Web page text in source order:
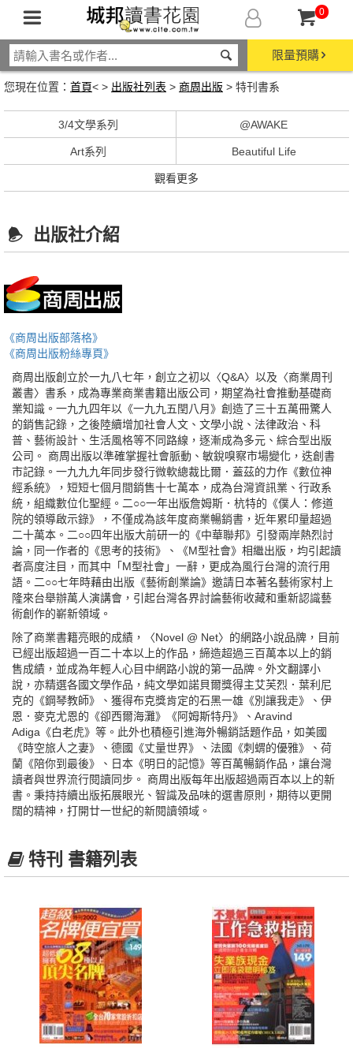
0
限量預購
您現在位置： 首頁< > 出版社列表 > 商周出版 > 特刊書系
3/4文學系列 @AWAKE
Art系列 Beautiful Life
觀看更多
出版社介紹
《商周出版部落格》
《商周出版粉絲專頁》
商周出版創立於一九八七年，創立之初以〈Q&A〉以及〈商業周刊
叢書〉書系，成為專業商業書籍出版公司，期望為社會推動基礎商
業知識。一九九四年以《一九九五閏八月》創造了三十五萬冊驚人
的銷售記錄，之後陸續增加社會人文、文學小說、法律政治、科
普、藝術設計、生活風格等不同路線，逐漸成為多元、綜合型出版
公司。 商周出版以準確掌握社會脈動、敏銳嗅察市場變化，迭創書
市記錄。一九九九年同步發行微軟總裁比爾．蓋茲的力作《數位神
經系統》，短短七個月間銷售十七萬本，成為台灣資訊業、行政系
統，組織數位化聖經。二○○一年出版詹姆斯．杭特的《僕人：修道
院的領導啟示錄》，不僅成為該年度商業暢銷書，近年累印量超過
二十萬本。二○○四年出版大前研一的《中華聯邦》引發兩岸熱烈討
論，同一作者的《思考的技術》、《M型社會》相繼出版，均引起讀
者高度注目，而其中「M型社會」一辭，更成為風行台灣的流行用
語。二○○七年時藉由出版《藝術創業論》邀請日本著名藝術家村上
隆來台舉辦萬人演講會，引起台灣各界討論藝術收藏和重新認識藝
術創作的嶄新領域。
除了商業書籍亮眼的成績，〈Novel @ Net〉的網路小說品牌，目前
已經出版超過一百二十本以上的作品，締造超過三百萬本以上的銷
售成績，並成為年輕人心目中網路小說的第一品牌。外文翻譯小
說，亦精選各國文學作品，純文學如諾貝爾獎得主艾芙烈．葉利尼
克的《鋼琴教師》、獲得布克獎肯定的石黑一雄《別讓我走》、伊
恩．麥克尤恩的《卻西爾海灘》《阿姆斯特丹》、Aravind
Adiga《白老虎》等。此外也積極引進海外暢銷話題作品，如美國
《時空旅人之妻》、德國《丈量世界》、法國《刺蝟的優雅》、荷
蘭《陪你到最後》、日本《明日的記憶》等百萬暢銷作品，讓台灣
讀者與世界流行閱讀同步。 商周出版每年出版超過兩百本以上的新
書。秉持持續出版拓展眼光、智識及品味的選書原則，期待以更開
闊的精神，打開廿一世紀的新閱讀領域。
特刊 書籍列表